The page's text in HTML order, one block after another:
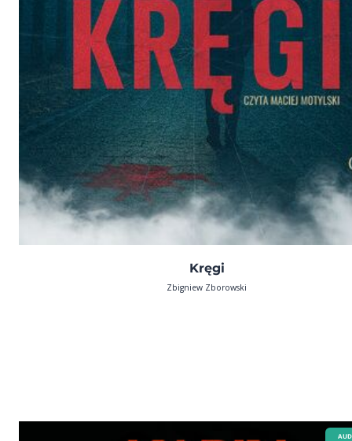
Kręgi
Zbigniew Zborowski